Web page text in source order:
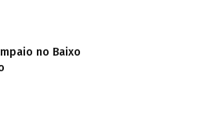
no Baixo